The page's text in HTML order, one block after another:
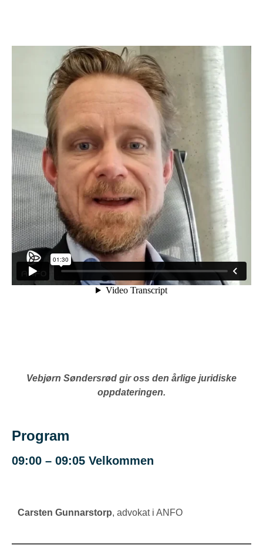
Vebjørn Søndersrød gir oss den årlige juridiske
oppdateringen.
Program
09:00 – 09:05 Velkommen
Carsten Gunnarstorp, advokat i ANFO